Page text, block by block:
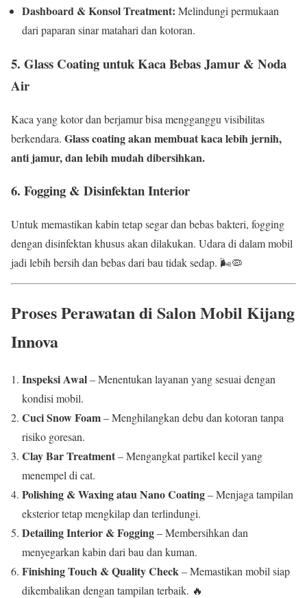
Dashboard & Konsol Treatment: Melindungi permukaan
dari paparan sinar matahari dan kotoran.
5. Glass Coating untuk Kaca Bebas Jamur & Noda
Air
Kaca yang kotor dan berjamur bisa mengganggu visibilitas
berkendara. Glass coating akan membuat kaca lebih jernih,
anti jamur, dan lebih mudah dibersihkan.
6. Fogging & Disinfektan Interior
Untuk memastikan kabin tetap segar dan bebas bakteri, fogging
dengan disinfektan khusus akan dilakukan. Udara di dalam mobil
jadi lebih bersih dan bebas dari bau tidak sedap. 🌬️🦠
Proses Perawatan di Salon Mobil Kijang
Innova
Inspeksi Awal– Menentukan layanan yang sesuai dengan
kondisi mobil.
Cuci Snow Foam– Menghilangkan debu dan kotoran tanpa
risiko goresan.
Clay Bar Treatment– Mengangkat partikel kecil yang
menempel di cat.
Polishing & Waxing atau Nano Coating– Menjaga tampilan
eksterior tetap mengkilap dan terlindungi.
Detailing Interior & Fogging– Membersihkan dan
menyegarkan kabin dari bau dan kuman.
Finishing Touch & Quality Check– Memastikan mobil siap
dikembalikan dengan tampilan terbaik. 🔥